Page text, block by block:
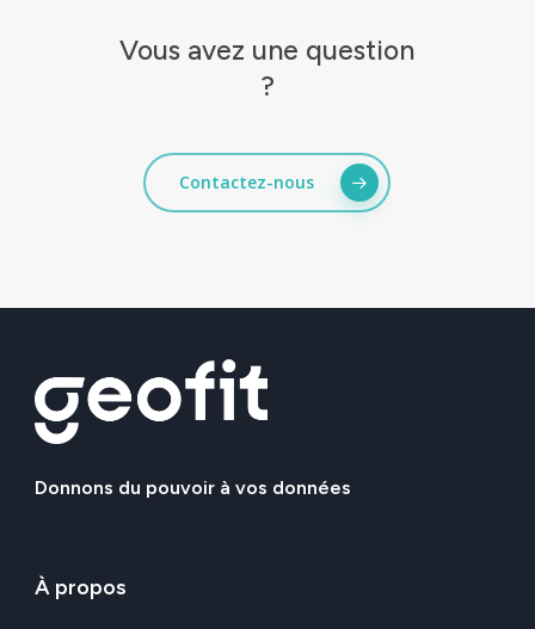
Vous avez une question
?
Contactez-nous
Donnons du pouvoir à vos données
À propos